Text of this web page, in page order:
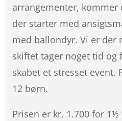
arrangementer, kommer
der starter med
med ballondyr. Vi er der
skiftet tager noget tid og
skabet et stresset event.
12 børn.
Prisen er kr. 1.700 for 1½